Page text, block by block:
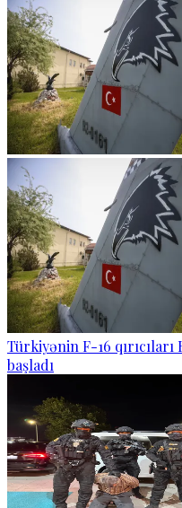
Türkiyənin F-16 qırıcıları
başladı